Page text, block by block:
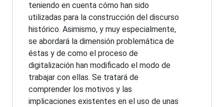
teniendo en cuenta cómo han sido
utilizadas para la construcción del discurso
histórico. Asimismo, y muy especialmente,
se abordará la dimensión problemática de
éstas y de como el proceso de
digitalización han modificado el modo de
trabajar con ellas. Se tratará de
comprender los motivos y las
implicaciones existentes en el uso de unas